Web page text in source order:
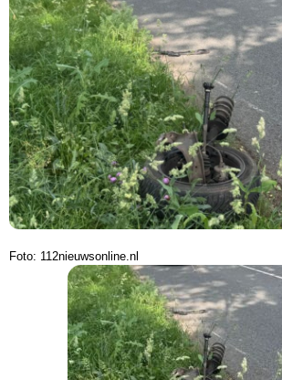
Foto: 112nieuwsonline.nl